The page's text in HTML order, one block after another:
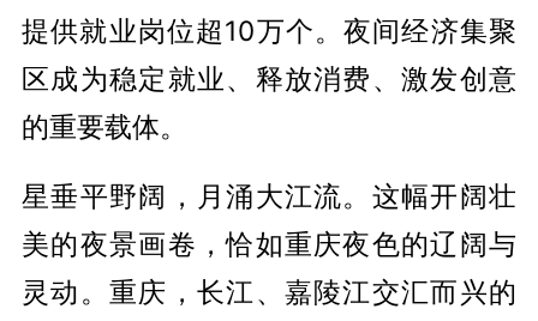
提供就业岗位超10万个。夜间经济集聚
区成为稳定就业、释放消费、激发创意
的重要载体。
星垂平野阔，月涌大江流。这幅开阔壮
美的夜景画卷，恰如重庆夜色的辽阔与
灵动。重庆，长江、嘉陵江交汇而兴的